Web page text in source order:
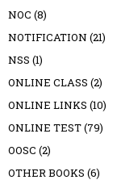
NOC (8)
NOTIFICATION (21)
NSS (1)
ONLINE CLASS (2)
ONLINE LINKS (10)
ONLINE TEST(79)
OOSC (2)
OTHER BOOKS (6)